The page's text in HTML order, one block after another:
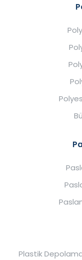
Plastik